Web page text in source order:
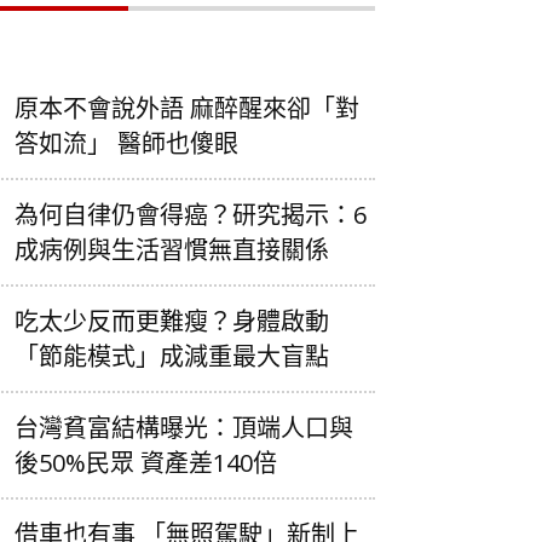
原本不會說外語 麻醉醒來卻「對
答如流」 醫師也傻眼
為何自律仍會得癌？研究揭示：6
成病例與生活習慣無直接關係
吃太少反而更難瘦？身體啟動
「節能模式」成減重最大盲點
台灣貧富結構曝光：頂端人口與
後50%民眾 資產差140倍
借車也有事 「無照駕駛」新制上